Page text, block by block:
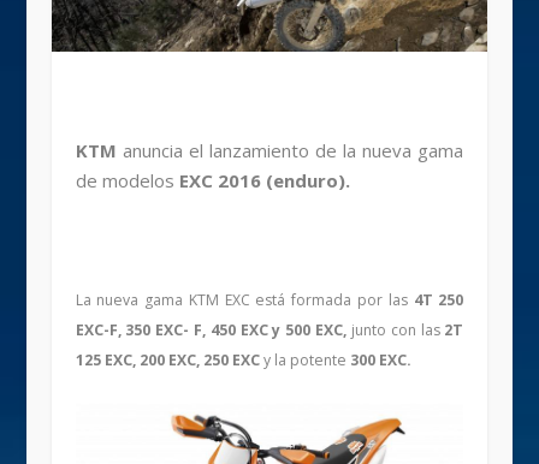
KTM anuncia el lanzamiento de la nueva gama
de modelos EXC 2016 (enduro).
La nueva gama KTM EXC está formada por las 4T 250
EXC-F, 350 EXC- F, 450 EXC y 500 EXC, junto con las 2T
125 EXC, 200 EXC, 250 EXCy la potente 300 EXC.